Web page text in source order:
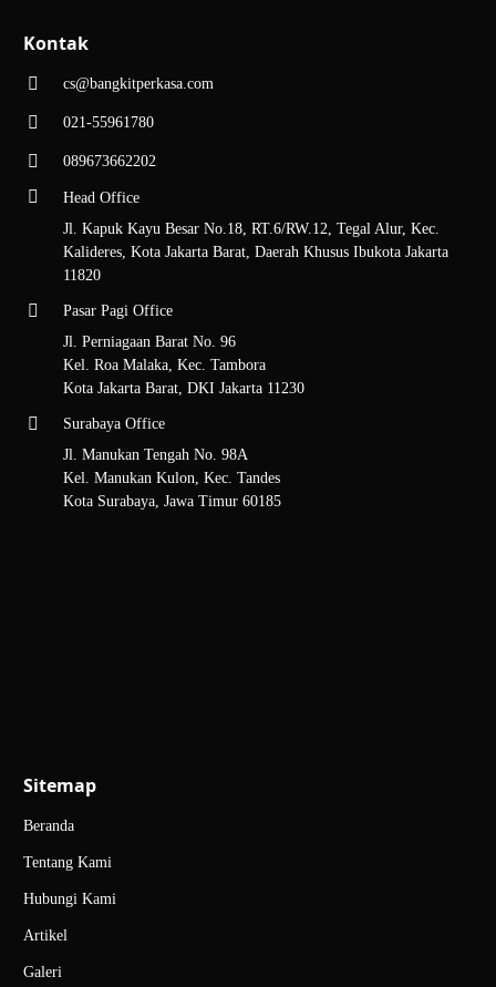
Kontak
cs@bangkitperkasa.com
021-55961780
089673662202
Head Office
Jl. Kapuk Kayu Besar No.18, RT.6/RW.12, Tegal Alur, Kec.
Kalideres, Kota Jakarta Barat, Daerah Khusus Ibukota Jakarta
11820
Pasar Pagi Office
Jl. Perniagaan Barat No. 96
Kel. Roa Malaka, Kec. Tambora
Kota Jakarta Barat, DKI Jakarta 11230
Surabaya Office
Jl. Manukan Tengah No. 98A
Kel. Manukan Kulon, Kec. Tandes
Kota Surabaya, Jawa Timur 60185
Sitemap
Beranda
Tentang Kami
Hubungi Kami
Artikel
Galeri